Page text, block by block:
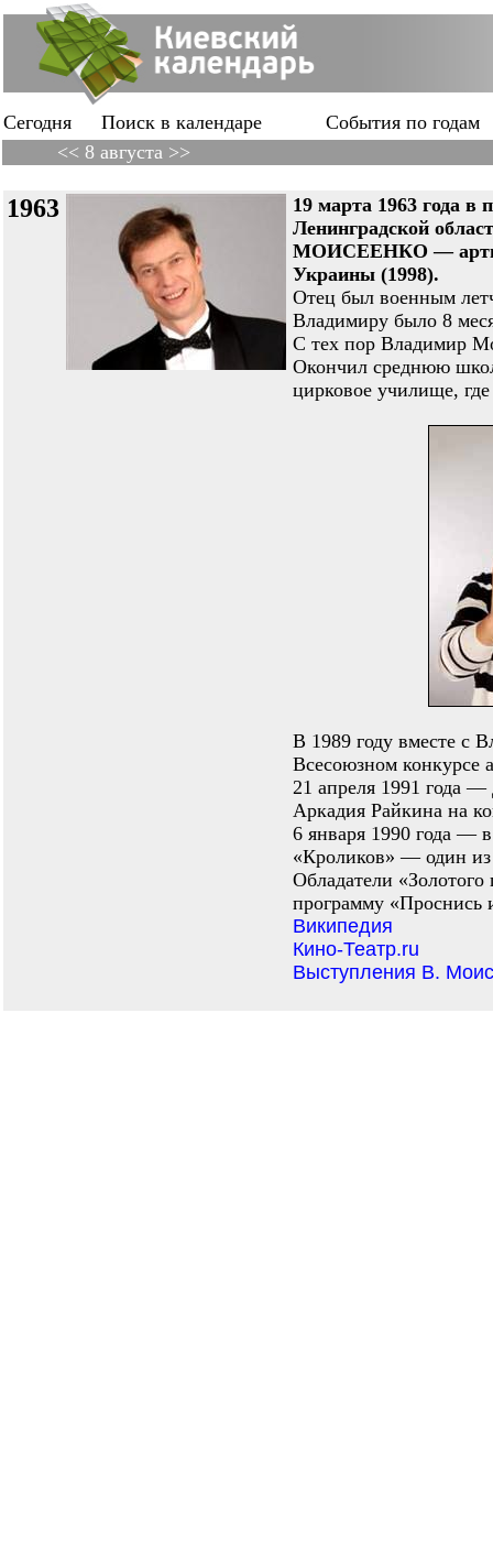
Сегодня Поиск в календаре
События по годам
<< 8 августа >>
1963
19 марта 1963 года в
Ленинградской
МОИСЕЕНКО —
Украины (1998).
Отец был военным
Владимиру было 8
С тех пор Владимир
Окончил среднюю
цирковое училище,
В 1989 году вместе с
Всесоюзном конкурсе
21 апреля 1991 года
Аркадия Райкина на
6 января 1990 года —
«Кроликов» — один
Обладатели
программу «Проснись
Википедия
Кино-Театр.ru
Выступления В.